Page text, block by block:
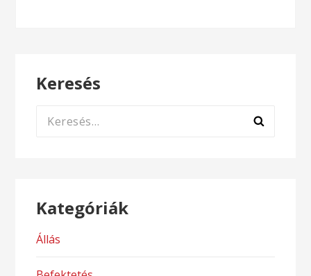
Keresés
Keresés:
Kategóriák
Állás